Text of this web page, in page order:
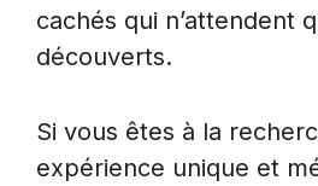
cachés qui n’attendent
découverts.
Si vous êtes à la
expérience unique et